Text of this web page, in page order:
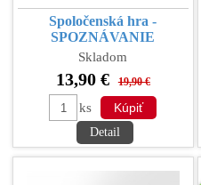
Spoločenská hra -
SPOZNÁVANIE
Skladom
13,90 € 19,90 €
ks
Detail